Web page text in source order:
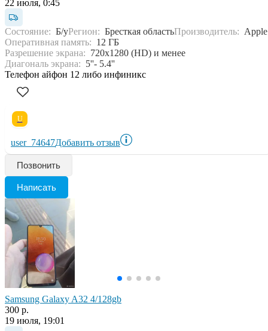
22 июля, 0:45
Состояние: Б/уРегион: Бресткая областьПроизводитель: Apple
Оперативная память: 12 ГБ
Разрешение экрана: 720x1280 (HD) и менее
Диагональ экрана: 5''- 5.4''
Телефон айфон 12 либо инфиникс
U
user_74647Добавить отзыв
Позвонить
Написать
Samsung Galaxy A32 4/128gb
300 р.
19 июля, 19:01